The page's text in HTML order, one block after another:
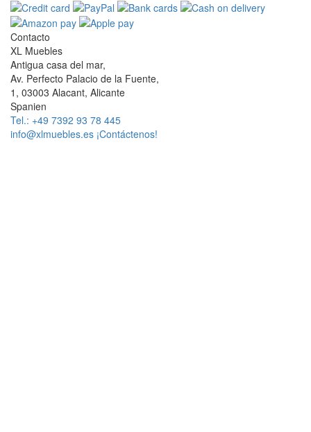
Contacto
XL Muebles
Antigua casa del mar,
Av. Perfecto Palacio de la Fuente,
1, 03003 Alacant, Alicante
Spanien
Tel.: +49 7392 93 78 445
info@xlmuebles.es ¡Contáctenos!